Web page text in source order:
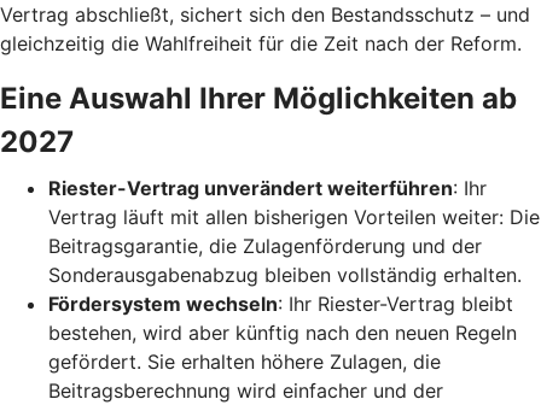
Vertrag abschließt, sichert sich den Bestandsschutz – und
gleichzeitig die Wahlfreiheit für die Zeit nach der Reform.
Eine Auswahl Ihrer Möglichkeiten ab
2027
Riester-Vertrag unverändert weiterführen: Ihr
Vertrag läuft mit allen bisherigen Vorteilen weiter: Die
Beitragsgarantie, die Zulagenförderung und der
Sonderausgabenabzug bleiben vollständig erhalten.
Fördersystem wechseln: Ihr Riester-Vertrag bleibt
bestehen, wird aber künftig nach den neuen Regeln
gefördert. Sie erhalten höhere Zulagen, die
Beitragsberechnung wird einfacher und der